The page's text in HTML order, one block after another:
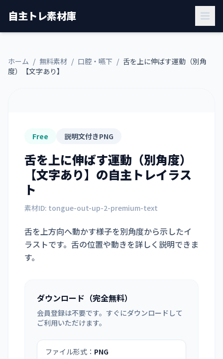
自主トレ素材庫
ホーム / 無料素材 / 口腔・嚥下 / 舌を上に伸ばす運動（別角
度）【文字あり】
Free 説明文付きPNG
舌を上に伸ばす運動（別角度）
【文字あり】 の自主トレイラス
ト
素材ID: tongue-out-up-2-premium-text
舌を上方向へ動かす様子を別角度から示したイ
ラストです。舌の位置や動きを詳しく説明できま
す。
ダウンロード（完全無料）
会員登録は不要です。すぐにダウンロードして
ご利用いただけます。
ファイル形式： PNG